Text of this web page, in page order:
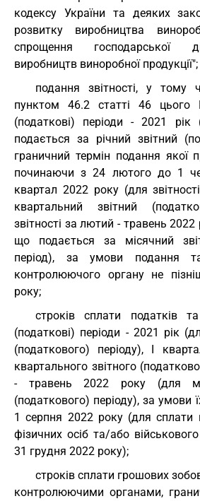
кодексу України та деяких
розвитку виробництва
спрощення господарської
виробництв виноробної продукції";
подання звітності, у тому
пунктом 46.2 статті 46 цього
(податкові) періоди - 2021 рік
подається за річний звітний
граничний термін подання якої
починаючи з 24 лютого до 1
квартал 2022 року (для
квартальний звітний
звітності за лютий - травень 2022
що подається за місячний
період), за умови подання
контролюючого органу не
року;
строків сплати податків
(податкові) періоди - 2021 рік
(податкового) періоду), I
квартального звітного
- травень 2022 року (для
(податкового) періоду), за умови
1 серпня 2022 року (для сплати
фізичних осіб та/або
31 грудня 2022 року);
строків сплати грошових
контролюючими органами,